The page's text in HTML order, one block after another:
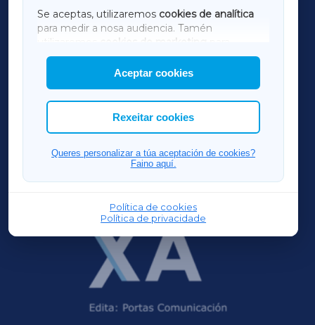
Se aceptas, utilizaremos cookies de analítica
para medir a nosa audiencia. Tamén
utilizaremos
cookies de marketing
mostrar publicidade de terceiros.
Así mesmo, podes personalizar a elección das
cookies que desexas permitir.
Aceptar cookies
Rexeitar cookies
Queres personalizar a túa aceptación de cookies?
Faino aquí.
Política de cookies
Política de privacidade
AMARIÑAXA
RIBEIRASACRAXA
ACORUÑAXA
FERROLXA
OURENSEXA